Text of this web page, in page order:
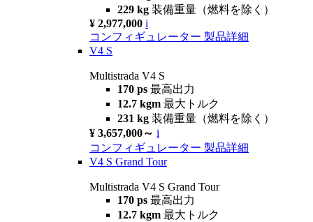
229 kg 装備重量（燃料を除く）
¥ 2,977,000 i
コンフィギュレーター 製品詳細
V4 S
Multistrada V4 S
170 ps 最高出力
12.7 kgm 最大トルク
231 kg 装備重量（燃料を除く）
¥ 3,657,000～ i
コンフィギュレーター 製品詳細
V4 S Grand Tour
Multistrada V4 S Grand Tour
170 ps 最高出力
12.7 kgm 最大トルク